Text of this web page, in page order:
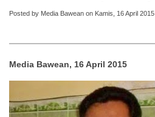
Posted by Media Bawean on Kamis, 16 April 2015
Media Bawean, 16 April 2015